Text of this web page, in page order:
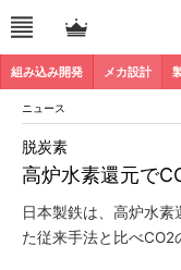
組み込み開発 メカ設計
ニュース
高炉水素還元で
脱炭素
日本製鉄は、高炉水
た従来手法と比べCO2